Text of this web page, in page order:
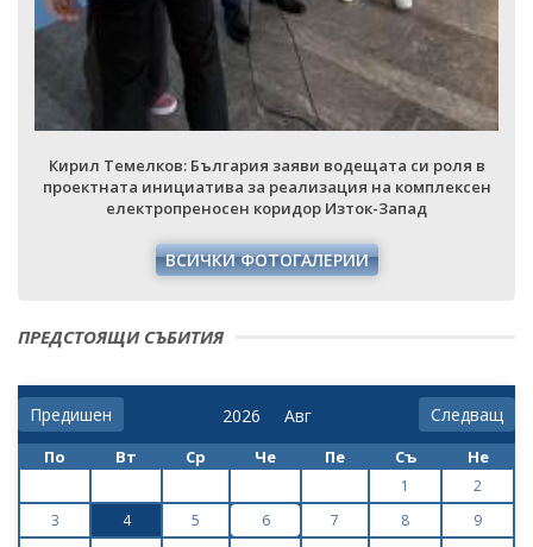
Кирил Темелков: България заяви водещата си роля в
проектната инициатива за реализация на комплексен
електропреносен коридор Изток-Запад
ВСИЧКИ ФОТОГАЛЕРИИ
ПРЕДСТОЯЩИ СЪБИТИЯ
Предишен Следващ
По Вт Ср Че Пе Съ Не
1
2
3
4 5 6 7 8
9